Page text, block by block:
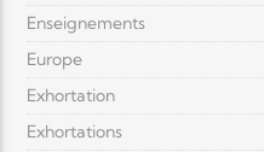
Enseignements
Europe
Exhortation
Exhortations